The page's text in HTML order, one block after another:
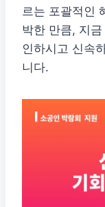
르는 포괄적인
박한 만큼, 지
인하시고 신속
니다.